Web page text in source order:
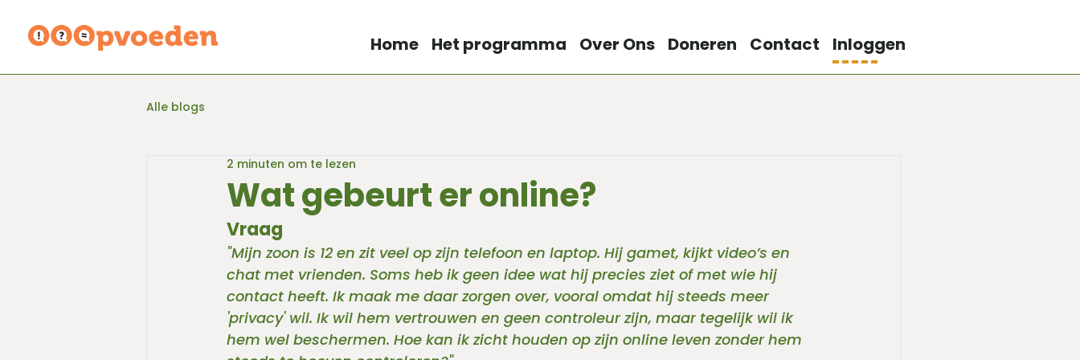
Home Het programma Over Ons Doneren Contact Inloggen
Alle blogs
Wat gebeurt er online?
2 minuten om te lezen
Vraag
"Mijn zoon is 12 en zit veel op zijn telefoon en laptop. Hij gamet, kijkt video’s en
chat met vrienden. Soms heb ik geen idee wat hij precies ziet of met wie hij
contact heeft. Ik maak me daar zorgen over, vooral omdat hij steeds meer
'privacy' wil. Ik wil hem vertrouwen en geen controleur zijn, maar tegelijk wil ik
hem wel beschermen. Hoe kan ik zicht houden op zijn online leven zonder hem